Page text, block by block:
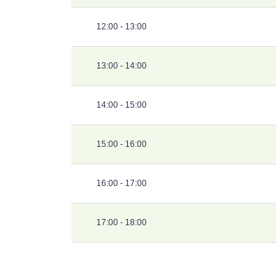
12:00 - 13:00
13:00 - 14:00
14:00 - 15:00
15:00 - 16:00
16:00 - 17:00
17:00 - 18:00